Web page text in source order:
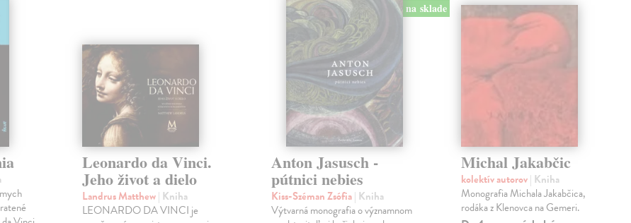
Leonardo da Vinci.
Jeho život a dielo
Landrus Matthew| Kniha
LEONARDO DA VINCI je
na sklade
Anton Jasusch -
pútnici nebies
Kiss-Széman Zsófia| Kniha
Výtvarná monografia o významnom
Michal Jakabčic
kolektív autorov| Kniha
Monografia Michala Jakabčica,
rodáka z Klenovca na Gemeri.